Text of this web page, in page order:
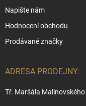
Napište nám
Hodnocení obchodu
Prodávané značky
ADRESA PRODEJNY:
Tř. Maršála Malinovského